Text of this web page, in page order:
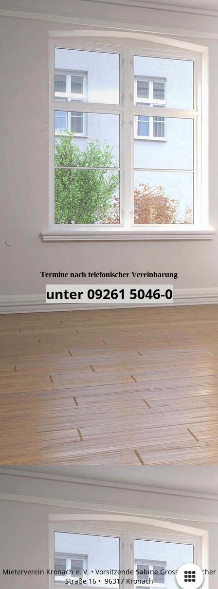
Termine nach telefonischer Vereinbarung
unter 09261 5046-0
Mieterverein Kronach e. V. • Vorsitzende Sabine Gross • Rodacher
Straße 16 • 96317 Kronach